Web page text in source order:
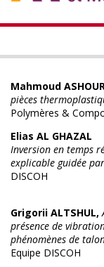
Mahmoud
pièces
Polymères &
Elias AL GHAZAL
Inversion en temps
explicable guidée
DISCOH
Grigorii ALTSHUL,
présence de
phénomènes de
Equipe DISCOH